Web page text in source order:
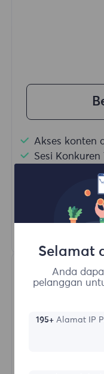
Akses konten
Sesi
100M+ Proxy
Rotasi Proxy
HTTP(S)/
Selamat
Anda
pelanggan
195+Alamat IP